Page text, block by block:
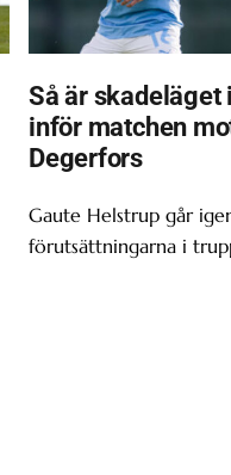
Så är skadeläget
inför matchen
Degerfors
Gaute Helstrup går
förutsättningarna i